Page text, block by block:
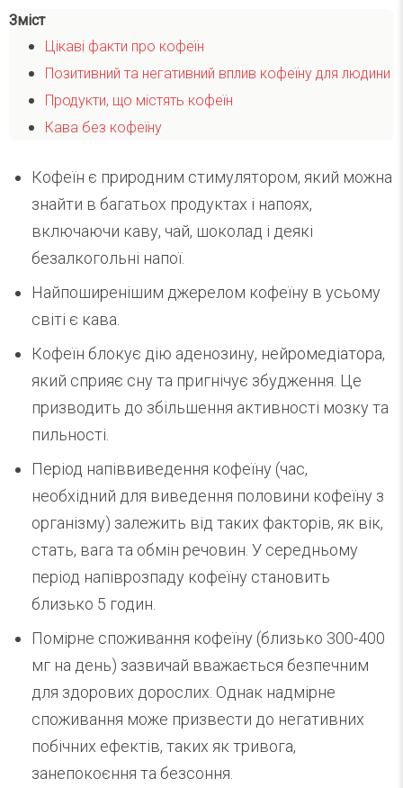
Зміст
Цікаві факти про кофеїн
Позитивний та негативний вплив кофеїну для людини
Продукти, що містять кофеїн
Кава без кофеїну
Кофеїн є природним стимулятором, який можна
знайти в багатьох продуктах і напоях,
включаючи каву, чай, шоколад і деякі
безалкогольні напої.
Найпоширенішим джерелом кофеїну в усьому
світі є кава.
Кофеїн блокує дію аденозину, нейромедіатора,
який сприяє сну та пригнічує збудження. Це
призводить до збільшення активності мозку та
пильності.
Період напіввиведення кофеїну (час,
необхідний для виведення половини кофеїну з
організму) залежить від таких факторів, як вік,
стать, вага та обмін речовин. У середньому
період напіврозпаду кофеїну становить
близько 5 годин.
Помірне споживання кофеїну (близько 300-400
мг на день) зазвичай вважається безпечним
для здорових дорослих. Однак надмірне
споживання може призвести до негативних
побічних ефектів, таких як тривога,
занепокоєння та безсоння.